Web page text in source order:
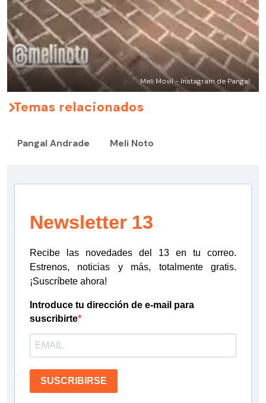
Meli Movil - Instagram de Pangal
Temas relacionados
Pangal Andrade Meli Noto
Newsletter 13
Recibe las novedades del 13 en tu correo.
Estrenos, noticias y más, totalmente gratis.
¡Suscríbete ahora!
Introduce tu dirección de e-mail para
suscribirte
SUSCRIBIRSE